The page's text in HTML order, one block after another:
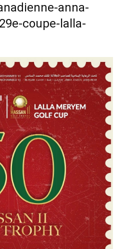
anna-
coupe-lalla-